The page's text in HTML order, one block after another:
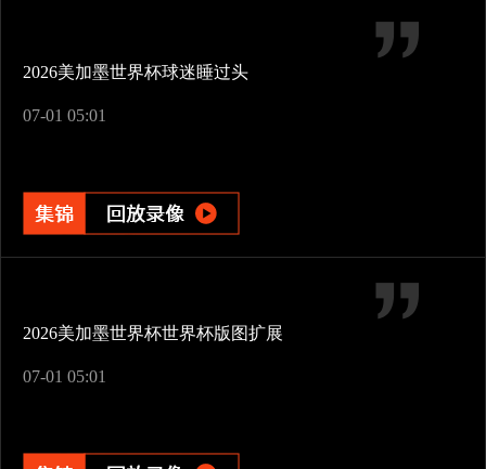
2026美加墨世界杯球迷睡过头
07-01 05:01
2026美加墨世界杯世界杯版图扩展
07-01 05:01